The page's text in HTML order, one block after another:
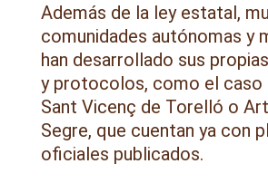
Además de la ley estatal,
comunidades autónomas y
han desarrollado sus
y protocolos, como el caso
Sant Vicenç de Torelló o
Segre, que cuentan ya con
oficiales publicados.